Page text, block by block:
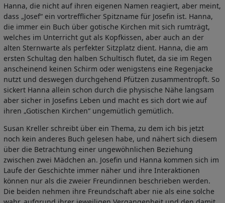
Hanna, die nicht auf ihren eigenen Namen reagiert, aber meint,
dass „Josef“ ein vortrefflicher Spitzname für Josefin ist. Hanna,
die immer ein Buch über gotische Kirchen mit sich rumträgt,
welches im Unterricht gut als Kopfkissen, aber auch an der
alten Sternwarte als perfekter Sitzplatz dient. Hanna, die am
ersten Schultag den halben Schultisch flutet, da sie im Regen
anscheinend keinen Schirm oder wenigstens eine Regenjacke
nutzt und deswegen durchgehend Pfützen zusammentropft. So
sickert Hanna allein schon durch die physische Nähe langsam
aber sicher in Josefins Leben und macht es sich dort wie auf
ihren „Gotischen Kirchen“ ungemütlich gemütlich.
Susan Kreller schreibt über ein Thema, zu dem ich bis jetzt
noch kein anderes Buch gelesen habe, und nähert sich diesem
über die Betrachtung einer ungewöhnlichen Beziehung
zwischen zwei Mädchen an. Josefin und Hanna kommen sich im
Laufe der Geschichte immer näher und ihre Interaktionen
können nur als die zweier Freundinnen beschrieben werden.
Die beiden nehmen ihre Freundschaft aber nie als eine solche